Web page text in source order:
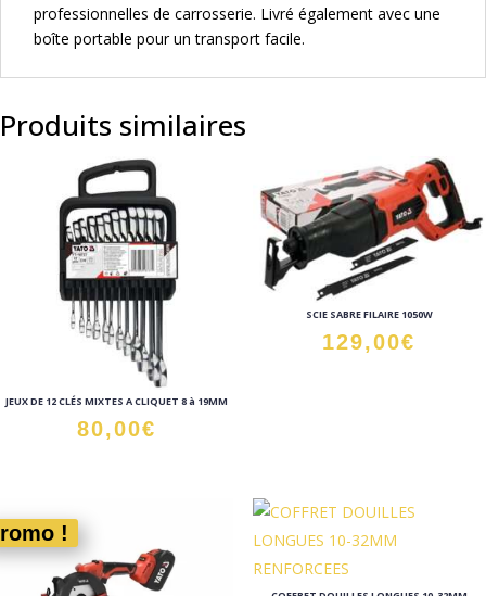
professionnelles de carrosserie. Livré également avec une
boîte portable pour un transport facile.
Produits similaires
JEUX DE 12 CLÉS MIXTES A CLIQUET 8 à 19MM
80,00€
SCIE SABRE FILAIRE 1050W
129,00€
!